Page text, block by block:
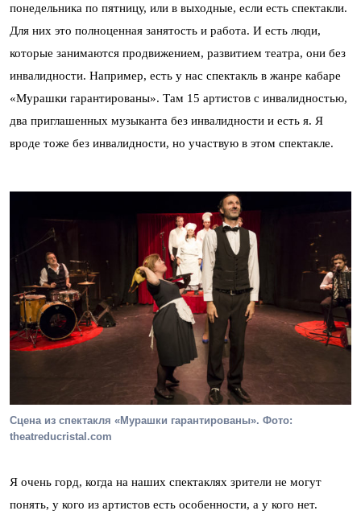
понедельника по пятницу, или в выходные, если есть спектакли.
Для них это полноценная занятость и работа. И есть люди,
которые занимаются продвижением, развитием театра, они без
инвалидности. Например, есть у нас спектакль в жанре кабаре
«Мурашки гарантированы». Там 15 артистов с инвалидностью,
два приглашенных музыканта без инвалидности и есть я. Я
вроде тоже без инвалидности, но участвую в этом спектакле.
Сцена из спектакля «Мурашки гарантированы». Фото:
theatreducristal.com
Я очень горд, когда на наших спектаклях зрители не могут
понять, у кого из артистов есть особенности, а у кого нет.